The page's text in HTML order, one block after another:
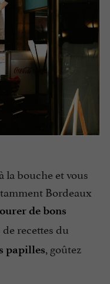
la bouche et vous
Bordeaux
de bons
de recettes du
papilles , goûtez